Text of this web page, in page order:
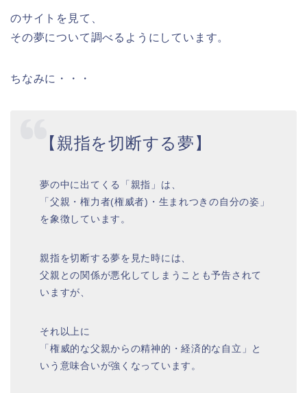
のサイトを見て、
その夢について調べるようにしています。
ちなみに・・・
【親指を切断する夢】
夢の中に出てくる「親指」は、
「父親・権力者(権威者)・生まれつきの自分の姿」
を象徴しています。
親指を切断する夢を見た時には、
父親との関係が悪化してしまうことも予告されて
いますが、
それ以上に
「権威的な父親からの精神的・経済的な自立」と
いう意味合いが強くなっています。